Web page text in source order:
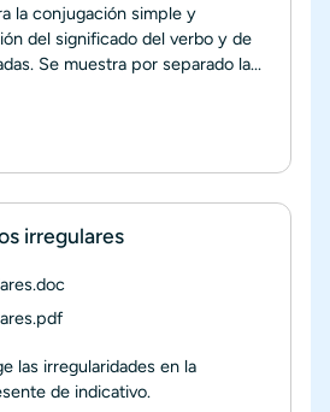
la conjugación simple y
del significado del verbo y de
Se muestra por separado la...
irregulares
las irregularidades en la
de indicativo.